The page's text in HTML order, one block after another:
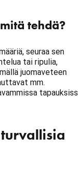
tehdä?
seuraa sen
tai ripulia,
juomaveteen
mm.